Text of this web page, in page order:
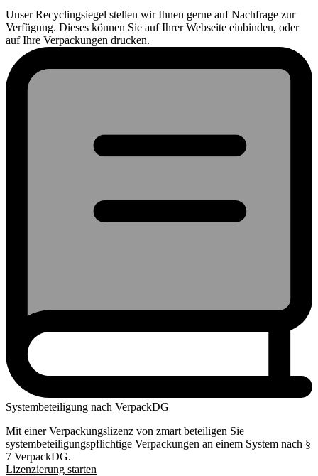
Unser Recyclingsiegel stellen wir Ihnen gerne auf Nachfrage zur
Verfügung. Dieses können Sie auf Ihrer Webseite einbinden, oder
auf Ihre Verpackungen drucken.
Systembeteiligung nach VerpackDG
Mit einer Verpackungslizenz von zmart beteiligen Sie
systembeteiligungspflichtige Verpackungen an einem System nach §
7 VerpackDG.
Lizenzierung starten